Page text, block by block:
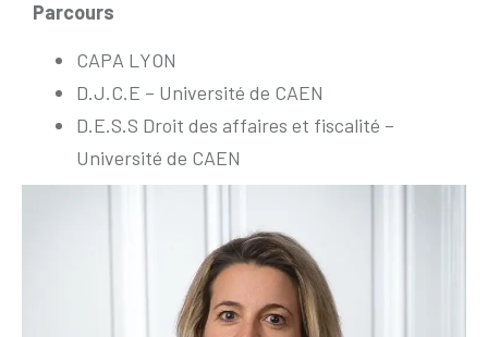
Parcours
CAPA LYON
D.J.C.E – Université de CAEN
D.E.S.S Droit des affaires et fiscalité –
Université de CAEN